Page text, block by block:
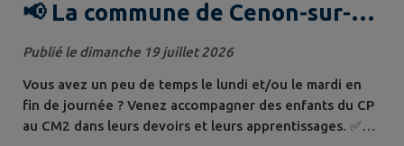
📢 La commune de Cenon-sur-
Vienne recherche 1 à 2
bénévoles pour l'aide aux leçons
à la rentrée !
Publié le dimanche 19 juillet 2026
Vous avez un peu de temps le lundi et/ou le mardi en
fin de journée ? Venez accompagner des enfants du CP
au CM2 dans leurs devoirs et leurs apprentissages. ✅